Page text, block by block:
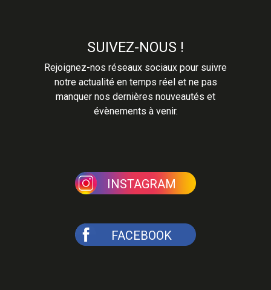
SUIVEZ-NOUS !
Rejoignez-nos réseaux sociaux pour suivre
notre actualité en temps réel et ne pas
manquer nos dernières nouveautés et
évènements à venir.
INSTAGRAM
FACEBOOK